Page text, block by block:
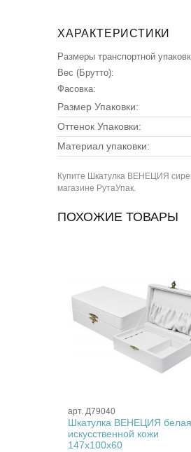
ХАРАКТЕРИСТИКИ
Размеры транспортной
Вес (Брутто):
Фасовка:
Размер Упаковки:
Оттенок Упаковки:
Материал упаковки:
Купите Шкатулка ВЕНЕЦИЯ
магазине РутаУпак.
ПОХОЖИЕ ТОВАРЫ
арт. Д79040
Шкатулка ВЕНЕЦИЯ
искусственной кожи
147x100x60